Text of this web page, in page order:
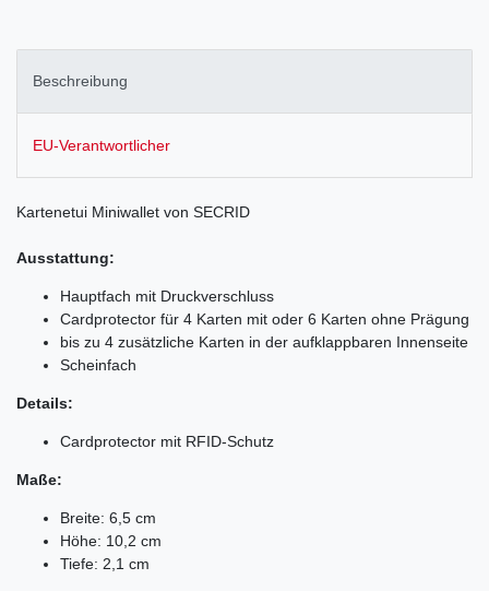
Beschreibung
EU-Verantwortlicher
Kartenetui Miniwallet von SECRID
Ausstattung:
Hauptfach mit Druckverschluss
Cardprotector für 4 Karten mit oder 6 Karten ohne Prägung
bis zu 4 zusätzliche Karten in der aufklappbaren Innenseite
Scheinfach
Details:
Cardprotector mit RFID-Schutz
Maße:
Breite: 6,5 cm
Höhe: 10,2 cm
Tiefe: 2,1 cm